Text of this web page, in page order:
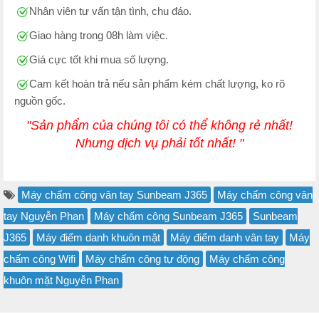
Nhân viên tư vấn tận tình, chu đáo.
Giao hàng trong 08h làm việc.
Giá cực tốt khi mua số lượng.
Cam kết hoàn trả nếu sản phẩm kém chất lượng, ko rõ
nguồn gốc.
"Sản phẩm của chúng tôi có thể không rẻ nhất!
Nhưng dịch vụ phải tốt nhất! "
Máy chấm công vân tay Sunbeam J365
Máy chấm công vân
tay Nguyễn Phan
Máy chấm công Sunbeam J365
Sunbeam
J365
Máy điểm danh khuôn mặt Máy điểm danh vân tay
Máy
chấm công Wifi
Máy chấm công tự động
Máy chấm công
khuôn mặt Nguyễn Phan